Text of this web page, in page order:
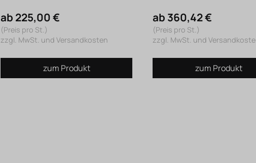
ab 225,00 €
(Preis pro St.)
zzgl. MwSt. und Versandkosten
zum Produkt
ab 360,42 €
(Preis pro St.)
zzgl. MwSt. und
zum Produkt